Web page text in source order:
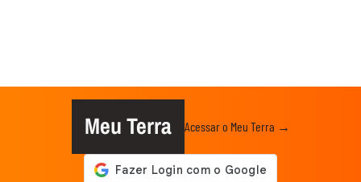
Meu Terra Acessar o Meu Terra →